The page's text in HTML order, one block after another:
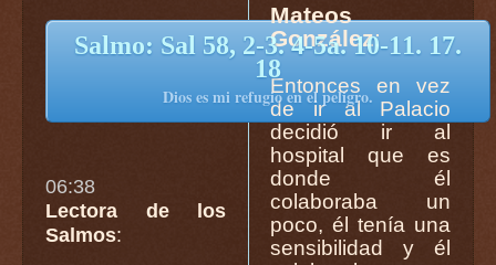
Salmo: Sal 58, 2-3. 4-5a. 10-11. 17.
18
Dios es mi refugio en el peligro.
06:38
Lectora de los
Salmos:
Mateos
González:
Entonces en vez
de ir al Palacio
decidió ir al
hospital que es
donde él
colaboraba un
poco, él tenía una
sensibilidad y él